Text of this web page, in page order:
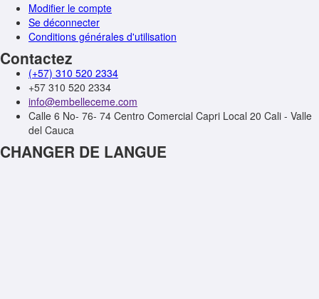
Modifier le compte
Se déconnecter
Conditions générales d'utilisation
Contactez
(+57) 310 520 2334
+57 310 520 2334
info@embelleceme.com
Calle 6 No- 76- 74 Centro Comercial Capri Local 20 Cali - Valle
del Cauca
CHANGER DE LANGUE